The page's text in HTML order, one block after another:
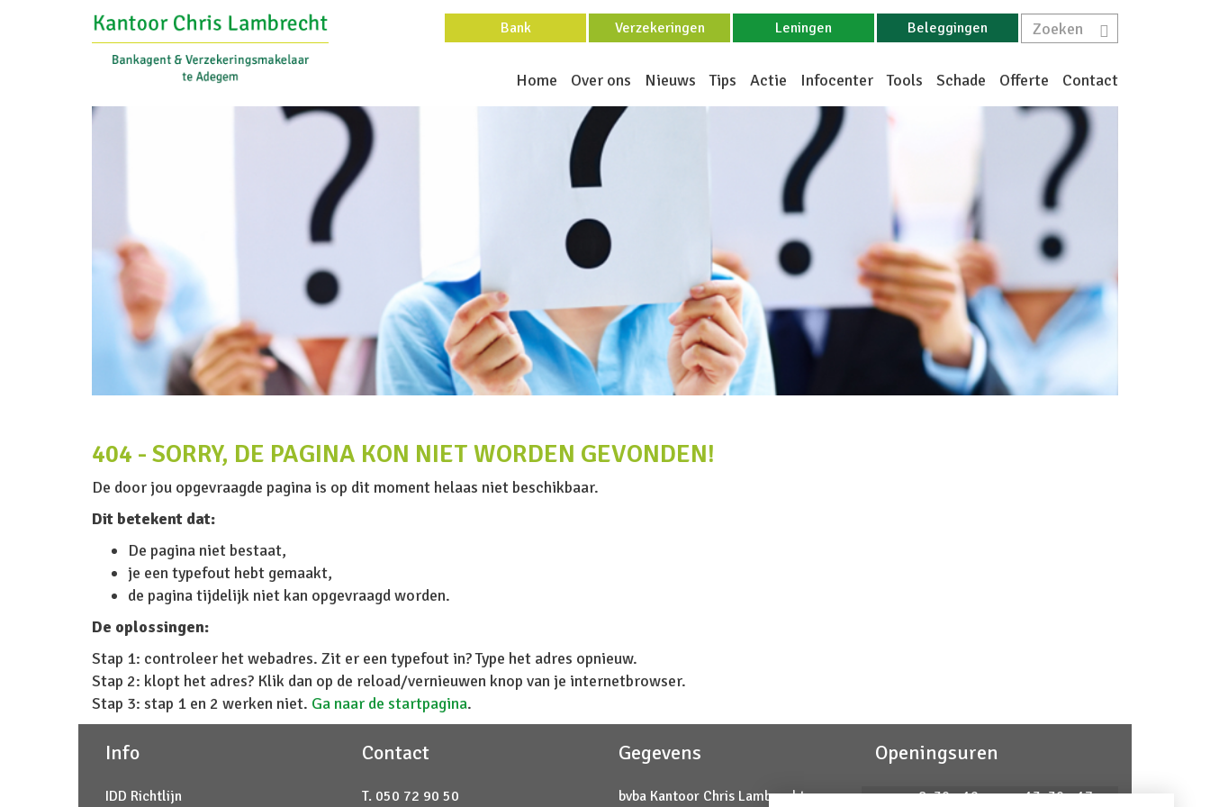
Bank Verzekeringen Leningen Beleggingen
Home Over ons Nieuws Tips Actie Infocenter Tools Schade Offerte Contact
404 - SORRY, DE PAGINA KON NIET WORDEN GEVONDEN!
De door jou opgevraagde pagina is op dit moment helaas niet beschikbaar.
Dit betekent dat:
De pagina niet bestaat,
je een typefout hebt gemaakt,
de pagina tijdelijk niet kan opgevraagd worden.
De oplossingen:
Stap 1: controleer het webadres. Zit er een typefout in? Type het adres opnieuw.
Stap 2: klopt het adres? Klik dan op de reload/vernieuwen knop van je internetbrowser.
Stap 3: stap 1 en 2 werken niet. Ga naar de startpagina.
Info
IDD Richtlijn
Contact
T. 050 72 90 50
Gegevens
bvba Kantoor Chris Lambrecht
Openingsuren
ma 8u30 - 12u 13u30 - 17u